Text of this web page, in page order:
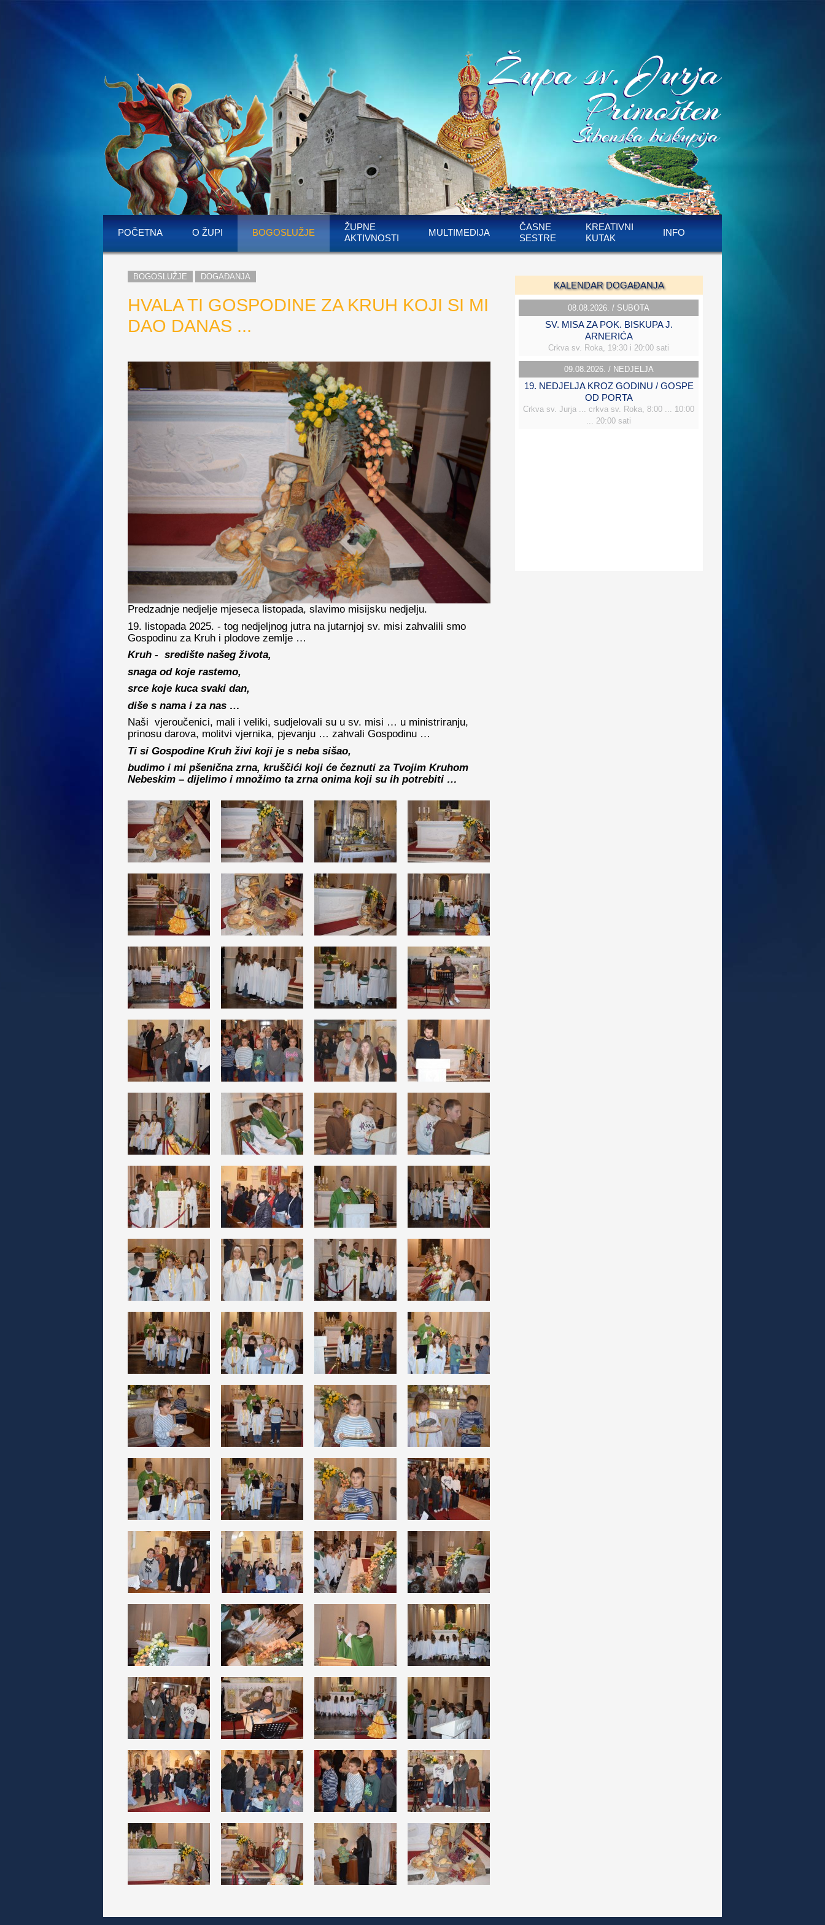
POČETNA O ŽUPI BOGOSLUŽJE
ŽUPNE
AKTIVNOSTI
MULTIMEDIJA
ČASNE
SESTRE
KREATIVNI
KUTAK
INFO
BOGOSLUŽJE DOGAĐANJA
HVALA TI GOSPODINE ZA KRUH KOJI SI MI
DAO DANAS ...
Predzadnje nedjelje mjeseca listopada, slavimo misijsku nedjelju.
19. listopada 2025. - tog nedjeljnog jutra na jutarnjoj sv. misi zahvalili smo
Gospodinu za Kruh i plodove zemlje …
Kruh - središte našeg života,
snaga od koje rastemo,
srce koje kuca svaki dan,
diše s nama i za nas …
Naši vjeroučenici, mali i veliki, sudjelovali su u sv. misi … u ministriranju,
prinosu darova, molitvi vjernika, pjevanju … zahvali Gospodinu …
Ti si Gospodine Kruh živi koji je s neba sišao,
budimo i mi pšenična zrna, kruščići koji će čeznuti za Tvojim Kruhom
Nebeskim – dijelimo i množimo ta zrna onima koji su ih potrebiti …
KALENDAR DOGAĐANJA
08.08.2026. / SUBOTA
SV. MISA ZA POK. BISKUPA J.
ARNERIĆA
Crkva sv. Roka, 19:30 i 20:00 sati
09.08.2026. / NEDJELJA
19. NEDJELJA KROZ GODINU / GOSPE
OD PORTA
Crkva sv. Jurja ... crkva sv. Roka, 8:00 ... 10:00
... 20:00 sati